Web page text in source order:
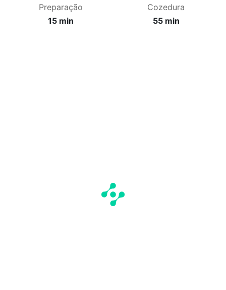
Preparação
15 min
Cozedura
55 min